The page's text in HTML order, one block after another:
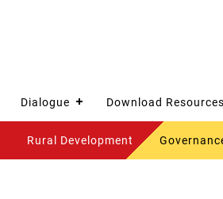
Dialogue Download Resources
Rural Development